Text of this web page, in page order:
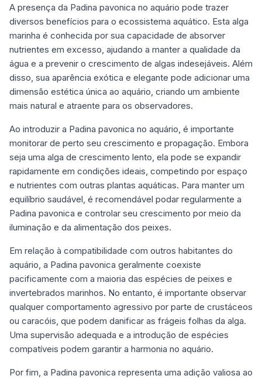
A presença da Padina pavonica no aquário pode trazer
diversos benefícios para o ecossistema aquático. Esta alga
marinha é conhecida por sua capacidade de absorver
nutrientes em excesso, ajudando a manter a qualidade da
água e a prevenir o crescimento de algas indesejáveis. Além
disso, sua aparência exótica e elegante pode adicionar uma
dimensão estética única ao aquário, criando um ambiente
mais natural e atraente para os observadores.
Ao introduzir a Padina pavonica no aquário, é importante
monitorar de perto seu crescimento e propagação. Embora
seja uma alga de crescimento lento, ela pode se expandir
rapidamente em condições ideais, competindo por espaço
e nutrientes com outras plantas aquáticas. Para manter um
equilíbrio saudável, é recomendável podar regularmente a
Padina pavonica e controlar seu crescimento por meio da
iluminação e da alimentação dos peixes.
Em relação à compatibilidade com outros habitantes do
aquário, a Padina pavonica geralmente coexiste
pacificamente com a maioria das espécies de peixes e
invertebrados marinhos. No entanto, é importante observar
qualquer comportamento agressivo por parte de crustáceos
ou caracóis, que podem danificar as frágeis folhas da alga.
Uma supervisão adequada e a introdução de espécies
compatíveis podem garantir a harmonia no aquário.
Por fim, a Padina pavonica representa uma adição valiosa ao